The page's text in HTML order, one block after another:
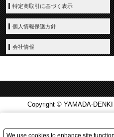
特定商取引に基づく表示
個人情報保護方針
会社情報
Copyright © YAMADA-